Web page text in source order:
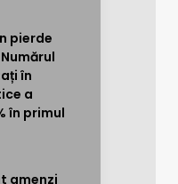
pierde
în
a
în primul
amenzi